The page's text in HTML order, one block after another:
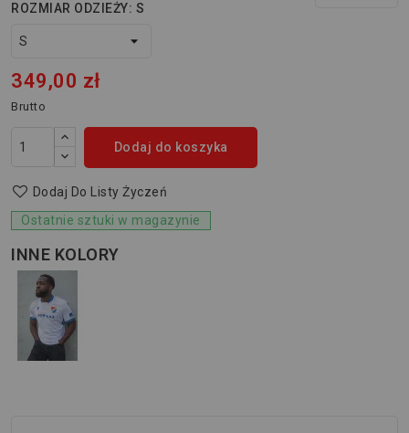
ROZMIAR ODZIEŻY: S
349,00 zł
Brutto
Dodaj do koszyka
Dodaj Do Listy Życzeń
Ostatnie sztuki w magazynie
INNE KOLORY